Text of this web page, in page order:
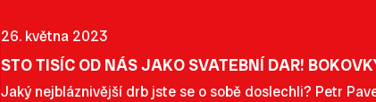
26. května 2023
STO TISÍC OD NÁS JAKO SVATEBNÍ DAR!
Jaký nejbláznivější drb jste se o sobě doslechli? Petr